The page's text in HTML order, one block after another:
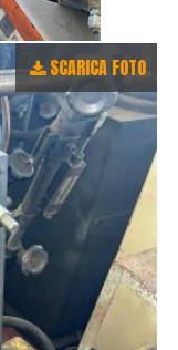
SCARICA FOTO